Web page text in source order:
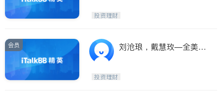
投资理财
会员
刘沧琅，戴慧玫—全美保
投资理财